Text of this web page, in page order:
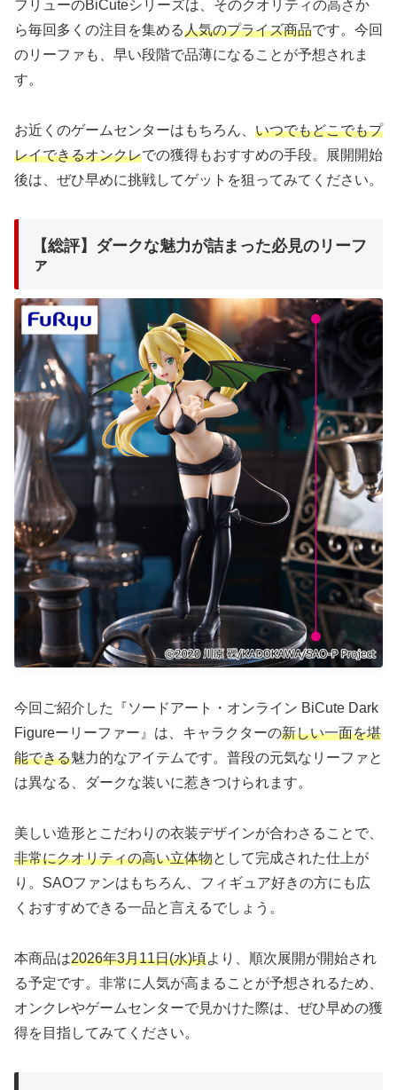
フリューのBiCuteシリーズは、そのクオリティの高さか
ら毎回多くの注目を集める人気のプライズ商品です。今回
のリーファも、早い段階で品薄になることが予想されま
す。
お近くのゲームセンターはもちろん、 いつでもどこでもプ
レイできるオンクレでの獲得もおすすめの手段。展開開始
後は、ぜひ早めに挑戦してゲットを狙ってみてください。
【総評】ダークな魅力が詰まった必見のリーフ
ァ
今回ご紹介した『ソードアート・オンライン BiCute Dark
Figureーリーファー』は、キャラクターの新しい一面を堪
能できる魅力的なアイテムです。普段の元気なリーファと
は異なる、ダークな装いに惹きつけられます。
美しい造形とこだわりの衣装デザインが合わさることで、
非常にクオリティの高い立体物として完成された仕上が
り。SAOファンはもちろん、フィギュア好きの方にも広
くおすすめできる一品と言えるでしょう。
本商品は2026年3月11日(水)頃より、順次展開が開始され
る予定です。非常に人気が高まることが予想されるため、
オンクレやゲームセンターで見かけた際は、ぜひ早めの獲
得を目指してみてください。